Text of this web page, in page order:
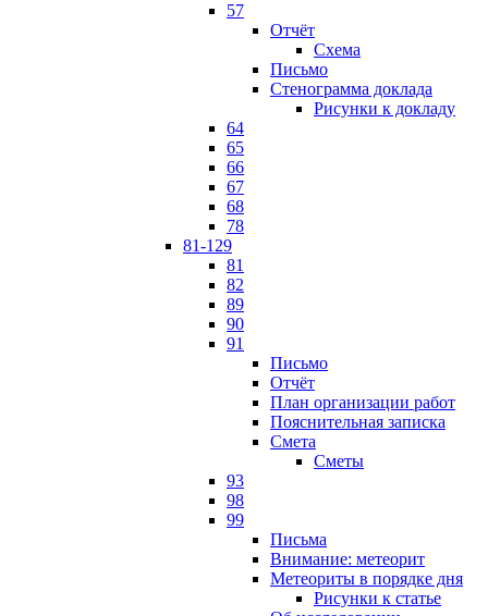
57
Отчёт
Схема
Письмо
Стенограмма доклада
Рисунки к докладу
64
65
66
67
68
78
81-129
81
82
89
90
91
Письмо
Отчёт
План организации работ
Пояснительная записка
Смета
Сметы
93
98
99
Письма
Внимание: метеорит
Метеориты в порядке дня
Рисунки к статье